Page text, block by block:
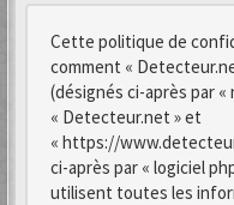
Cette politique de
comment «
(désignés ci-après par «
« Detecteur.net » et
« https://
ci-après par « logiciel
utilisent toutes les